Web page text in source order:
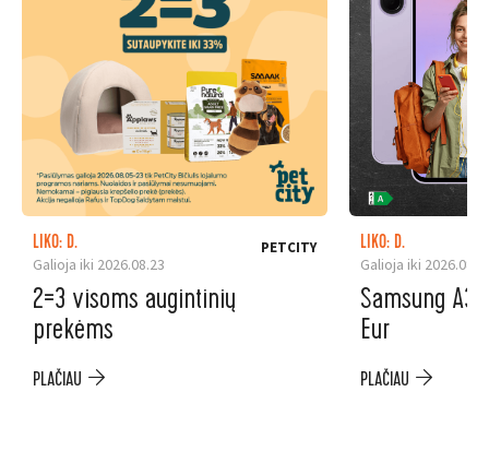
LIKO: D.
Galioja iki 2026.08.23
PETCITY
2=3 visoms augintinių
prekėms
PLAČIAU
LIKO: D.
Galioja iki
Samsung
Eur
PLAČIAU